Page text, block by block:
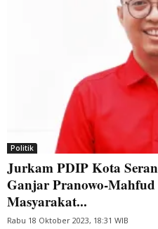
Politik
Jurkam PDIP Kota
Ganjar Pranowo-
Masyarakat...
Rabu 18 Oktober 2023, 18:31 WIB